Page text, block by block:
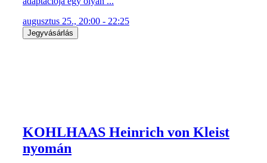
augusztus 25., 20:00 - 22:25
Jegyvásárlás
KOHLHAAS Heinrich von Kleist
nyomán